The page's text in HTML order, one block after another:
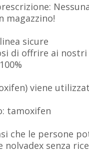
magazzino!
sicure
di offrire ai
viene
tamoxifen
che le persone
nolvadex senza